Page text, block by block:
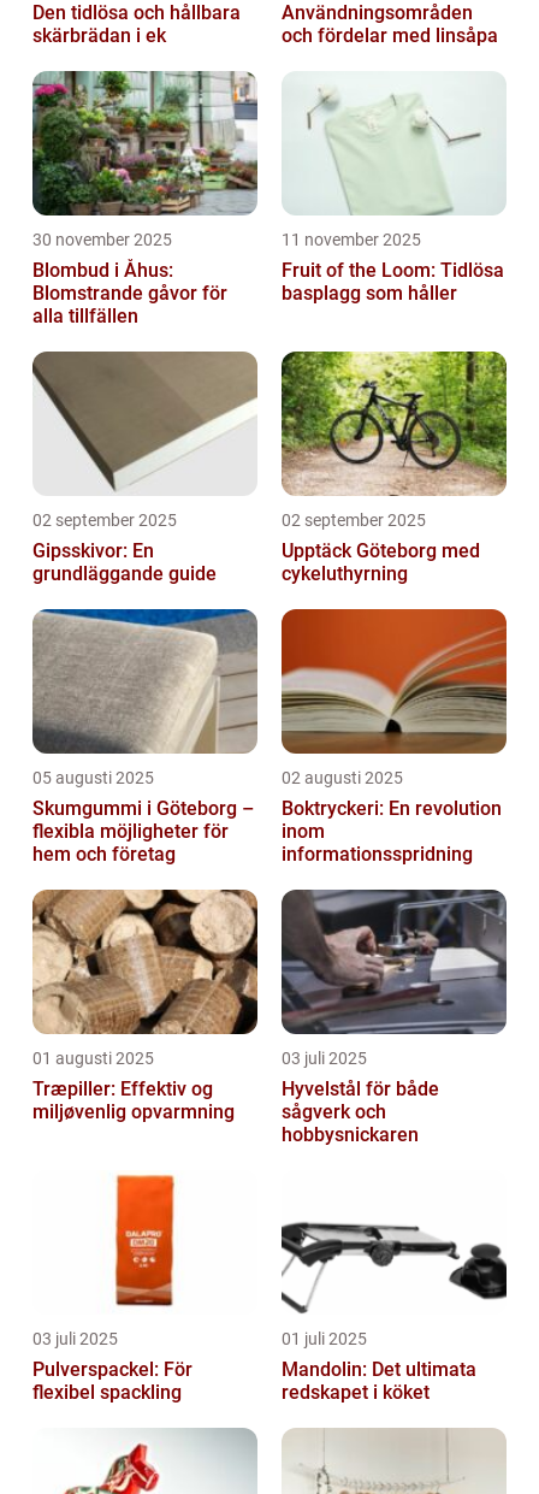
Den tidlösa och hållbara
skärbrädan i ek
Användningsområden
och fördelar med linsåpa
30 november 2025
Blombud i Åhus:
Blomstrande gåvor för
alla tillfällen
11 november 2025
Fruit of the Loom: Tidlösa
basplagg som håller
02 september 2025
Gipsskivor: En
grundläggande guide
02 september 2025
Upptäck Göteborg med
cykeluthyrning
05 augusti 2025
Skumgummi i Göteborg –
flexibla möjligheter för
hem och företag
02 augusti 2025
Boktryckeri: En revolution
inom
informationsspridning
01 augusti 2025
Træpiller: Effektiv og
miljøvenlig opvarmning
03 juli 2025
Hyvelstål för både
sågverk och
hobbysnickaren
03 juli 2025
Pulverspackel: För
flexibel spackling
01 juli 2025
Mandolin: Det ultimata
redskapet i köket